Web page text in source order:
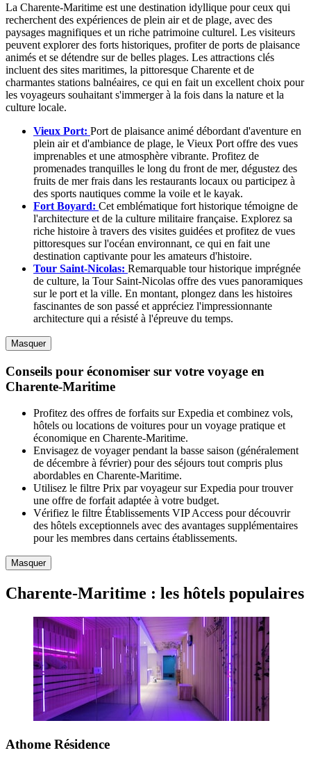
La Charente-Maritime est une destination idyllique pour ceux qui
recherchent des expériences de plein air et de plage, avec des
paysages magnifiques et un riche patrimoine culturel. Les visiteurs
peuvent explorer des forts historiques, profiter de ports de plaisance
animés et se détendre sur de belles plages. Les attractions clés
incluent des sites maritimes, la pittoresque Charente et de
charmantes stations balnéaires, ce qui en fait un excellent choix pour
les voyageurs souhaitant s'immerger à la fois dans la nature et la
culture locale.
Vieux Port: Port de plaisance animé débordant d'aventure en
plein air et d'ambiance de plage, le Vieux Port offre des vues
imprenables et une atmosphère vibrante. Profitez de
promenades tranquilles le long du front de mer, dégustez des
fruits de mer frais dans les restaurants locaux ou participez à
des sports nautiques comme la voile et le kayak.
Fort Boyard: Cet emblématique fort historique témoigne de
l'architecture et de la culture militaire française. Explorez sa
riche histoire à travers des visites guidées et profitez de vues
pittoresques sur l'océan environnant, ce qui en fait une
destination captivante pour les amateurs d'histoire.
Tour Saint-Nicolas: Remarquable tour historique imprégnée
de culture, la Tour Saint-Nicolas offre des vues panoramiques
sur le port et la ville. En montant, plongez dans les histoires
fascinantes de son passé et appréciez l'impressionnante
architecture qui a résisté à l'épreuve du temps.
Masquer
Conseils pour économiser sur votre voyage en
Charente-Maritime
Profitez des offres de forfaits sur Expedia et combinez vols,
hôtels ou locations de voitures pour un voyage pratique et
économique en Charente-Maritime.
Envisagez de voyager pendant la basse saison (généralement
de décembre à février) pour des séjours tout compris plus
abordables en Charente-Maritime.
Utilisez le filtre Prix par voyageur sur Expedia pour trouver
une offre de forfait adaptée à votre budget.
Vérifiez le filtre Établissements VIP Access pour découvrir
des hôtels exceptionnels avec des avantages supplémentaires
pour les membres dans certains établissements.
Masquer
Charente-Maritime : les hôtels populaires
Athome Résidence